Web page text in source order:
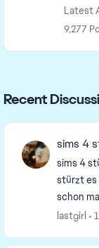
Latest
9,277
Recent
sims 4
sims 4
stürzt es
schon
lastgirl